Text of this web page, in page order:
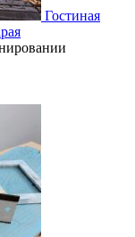
Гостиная